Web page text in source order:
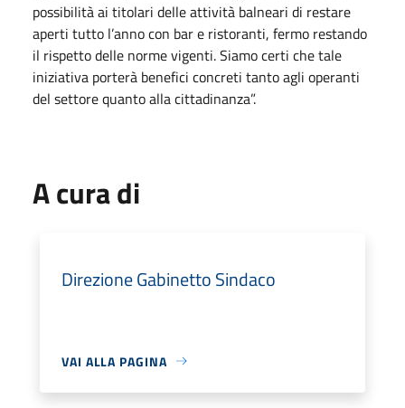
possibilità ai titolari delle attività balneari di restare
aperti tutto l’anno con bar e ristoranti, fermo restando
il rispetto delle norme vigenti. Siamo certi che tale
iniziativa porterà benefici concreti tanto agli operanti
del settore quanto alla cittadinanza”.
A cura di
Direzione Gabinetto Sindaco
VAI ALLA PAGINA